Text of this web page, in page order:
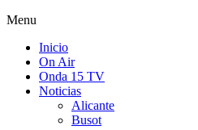
Menu
Inicio
On Air
Onda 15 TV
Noticias
Alicante
Busot